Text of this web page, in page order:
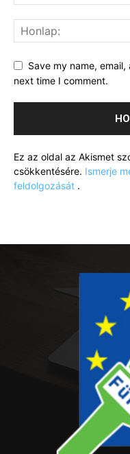
Save my name,
next time I comment.
Ez az oldal az Akismet
csökkentésére. Ismerje
feldolgozását .